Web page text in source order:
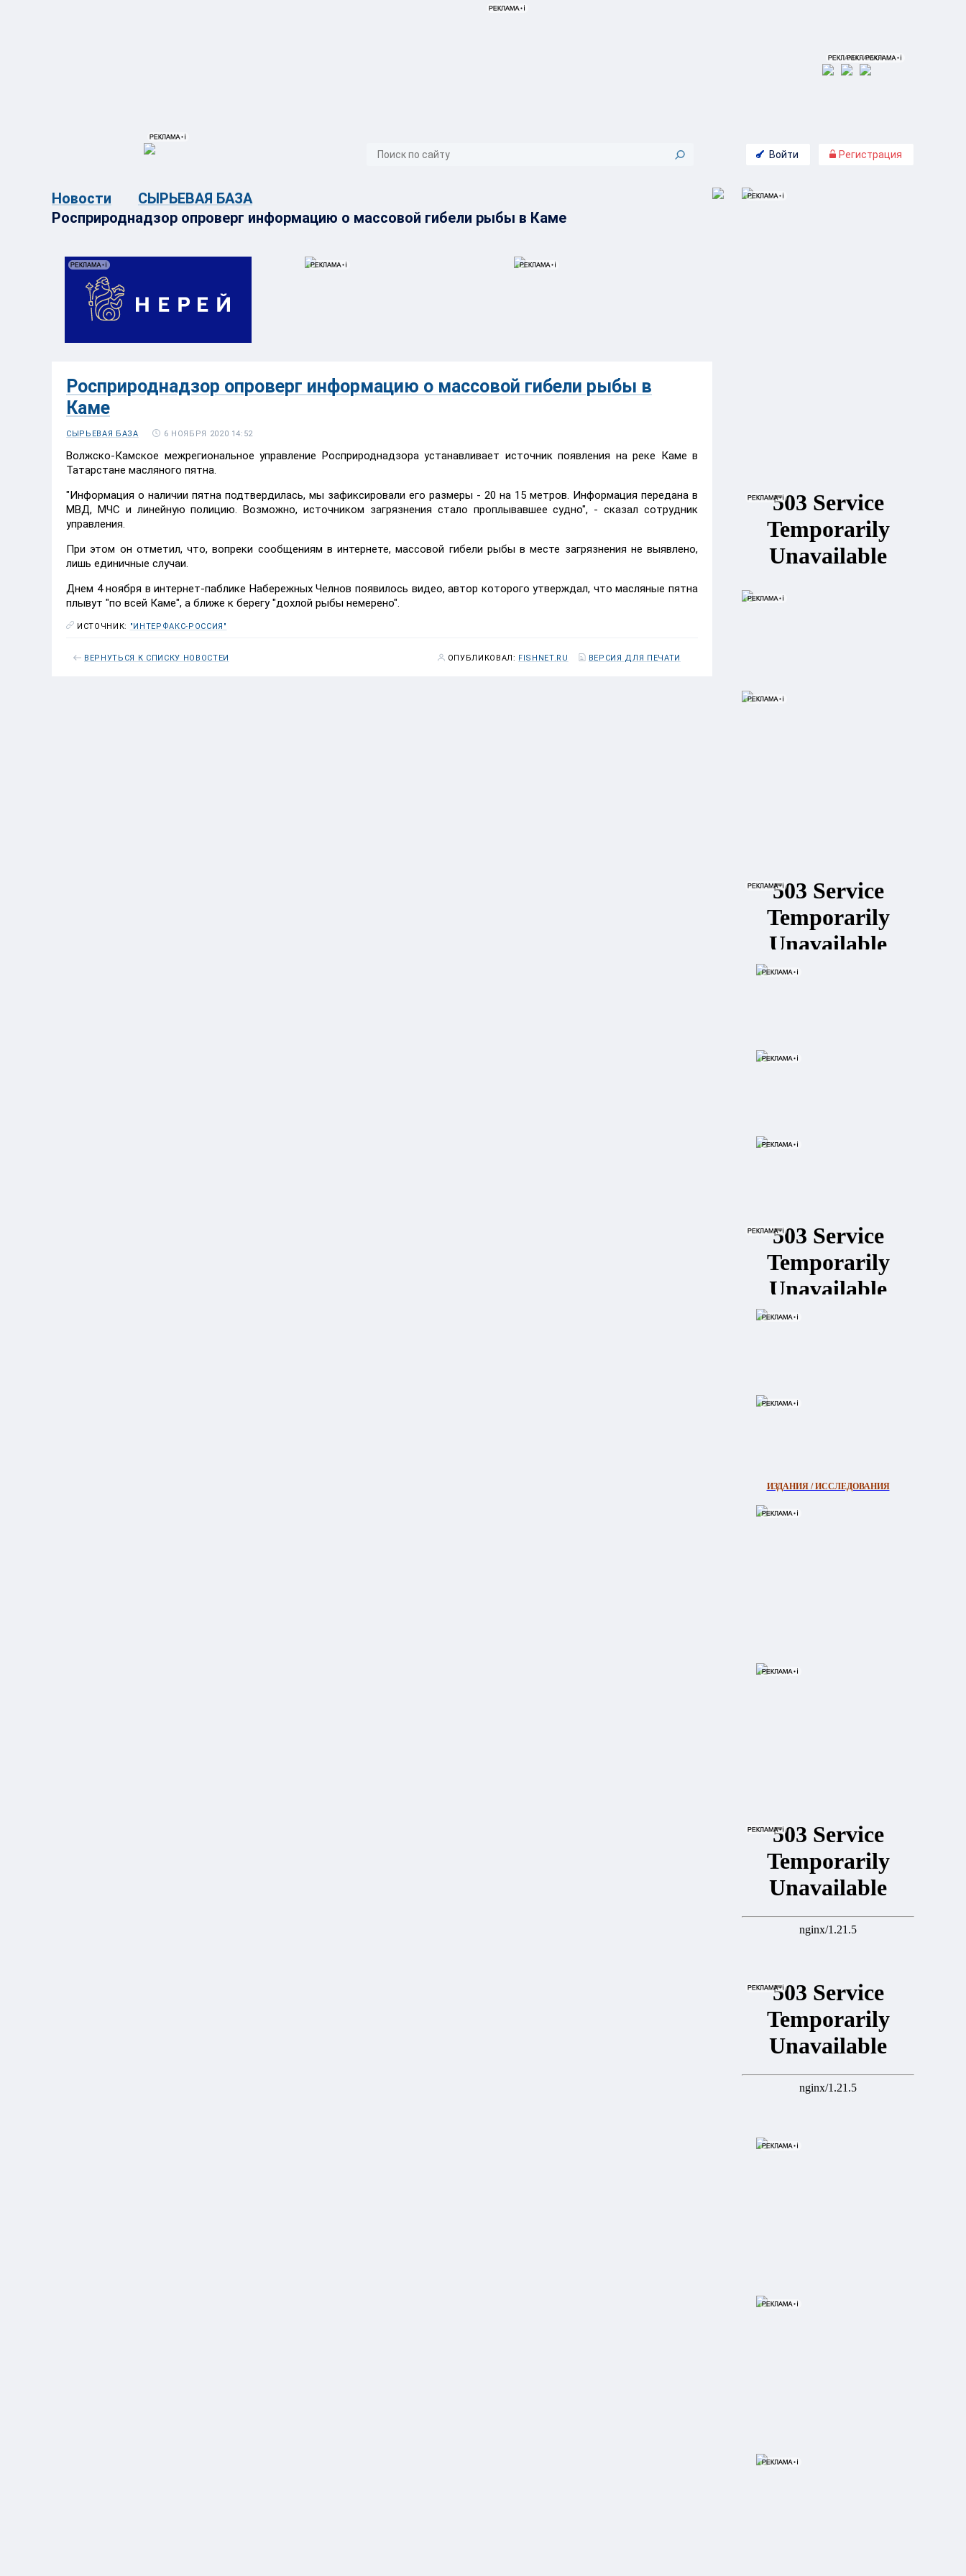
Войти Регистрация
Новости
СЫРЬЕВАЯ БАЗА
Росприроднадзор опроверг информацию о массовой гибели рыбы в Каме
Росприроднадзор опроверг информацию о массовой гибели рыбы в
Каме
СЫРЬЕВАЯ БАЗА 6 НОЯБРЯ 2020 14:52
Волжско-Камское межрегиональное управление Росприроднадзора устанавливает источник появления на реке Каме в
Татарстане масляного пятна.
"Информация о наличии пятна подтвердилась, мы зафиксировали его размеры - 20 на 15 метров. Информация передана в
МВД, МЧС и линейную полицию. Возможно, источником загрязнения стало проплывавшее судно", - сказал сотрудник
управления.
При этом он отметил, что, вопреки сообщениям в интернете, массовой гибели рыбы в месте загрязнения не выявлено,
лишь единичные случаи.
Днем 4 ноября в интернет-паблике Набережных Челнов появилось видео, автор которого утверждал, что масляные пятна
плывут "по всей Каме", а ближе к берегу "дохлой рыбы немерено".
ИСТОЧНИК: "ИНТЕРФАКС-РОССИЯ"
ВЕРНУТЬСЯ К СПИСКУ НОВОСТЕЙ ОПУБЛИКОВАЛ: FISHNET.RU ВЕРСИЯ ДЛЯ ПЕЧАТИ
ИЗДАНИЯ / ИССЛЕДОВАНИЯ